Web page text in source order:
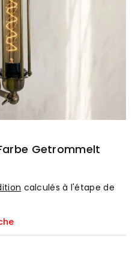
Getrommelt
calculés à l'étape de